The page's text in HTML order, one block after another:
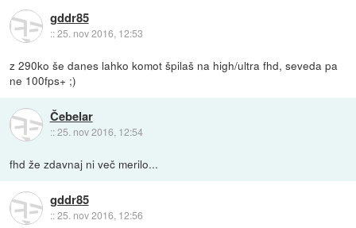
gddr85
::25. nov 2016, 12:53
z 290ko še danes lahko komot špilaš na high/ultra fhd, seveda pa
ne 100fps+ ;)
Čebelar
::25. nov 2016, 12:54
fhd že zdavnaj ni več merilo...
gddr85
::25. nov 2016, 12:56